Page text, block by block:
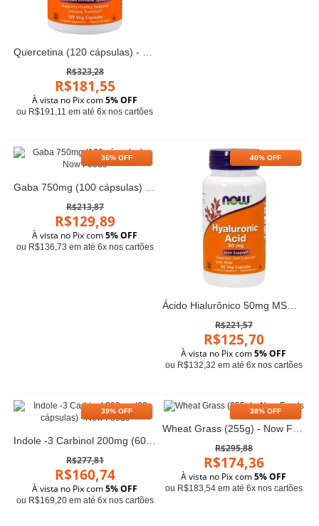
Quercetina (120 cápsulas) - Now Foods
R$323,28
R$181,55
À vista no Pix com5% OFF
ou R$191,11 em até 6x nos cartões
36% OFF
Gaba 750mg (100 cápsulas) - Now Foods
R$213,87
R$129,89
À vista no Pix com5% OFF
ou R$136,73 em até 6x nos cartões
40% OFF
Ácido Hialurônico 50mg MSM (60 cápsulas) - Now Foods
R$221,57
R$125,70
À vista no Pix com5% OFF
ou R$132,32 em até 6x nos cartões
39% OFF
Indole -3 Carbinol 200mg (60 cápsulas) - Now Foods
R$277,81
R$160,74
À vista no Pix com5% OFF
ou R$169,20 em até 6x nos cartões
38% OFF
Wheat Grass (255g) - Now Foods
R$295,88
R$174,36
À vista no Pix com5% OFF
ou R$183,54 em até 6x nos cartões